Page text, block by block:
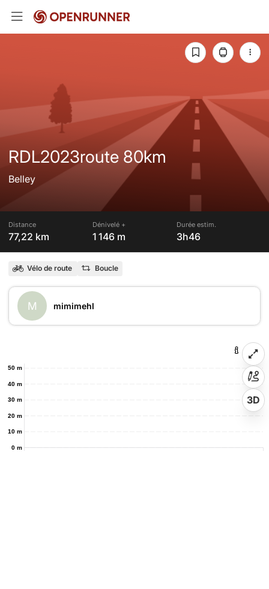
RDL2023route 80km
Belley
Distance
77,22 km
Dénivelé +
1 146 m
Durée estim.
3h46
Vélo de route Boucle
M mimimehl
0 m
10 m
20 m
30 m
40 m
50 m
3D